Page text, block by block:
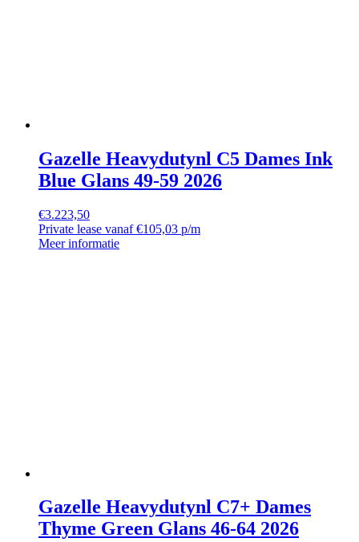
Gazelle Heavydutynl C5 Dames Ink
Blue Glans 49-59 2026
€3.223,50
Private lease vanaf €105,03 p/m
Meer informatie
Gazelle Heavydutynl C7+ Dames
Thyme Green Glans 46-64 2026